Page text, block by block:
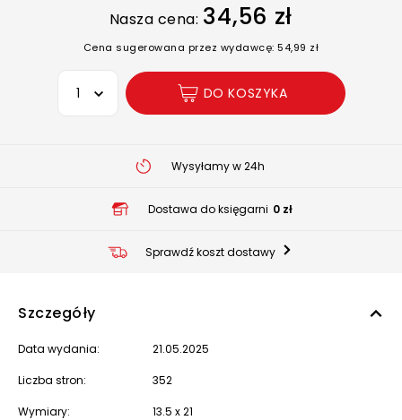
Nasza cena: 34,56 zł
Cena sugerowana przez wydawcę: 54,99 zł
Wybierz opcję
DO KOSZYKA
Wysyłamy w 24h
Dostawa do księgarni 0 zł
Sprawdź koszt dostawy
Szczegóły
Data wydania: 21.05.2025
Liczba stron: 352
Wymiary: 13.5 x 21